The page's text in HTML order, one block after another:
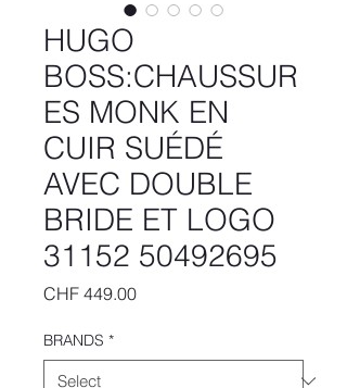
HUGO
BOSS:CHAUSSUR
ES MONK EN
CUIR SUÉDÉ
AVEC DOUBLE
BRIDE ET LOGO
31152 50492695
CHF 449.00Price
BRANDS *